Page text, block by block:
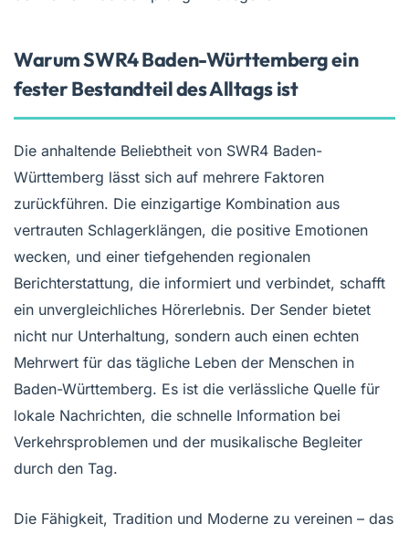
Warum SWR4 Baden-Württemberg ein
fester Bestandteil des Alltags ist
Die anhaltende Beliebtheit von SWR4 Baden-
Württemberg lässt sich auf mehrere Faktoren
zurückführen. Die einzigartige Kombination aus
vertrauten Schlagerklängen, die positive Emotionen
wecken, und einer tiefgehenden regionalen
Berichterstattung, die informiert und verbindet, schafft
ein unvergleichliches Hörerlebnis. Der Sender bietet
nicht nur Unterhaltung, sondern auch einen echten
Mehrwert für das tägliche Leben der Menschen in
Baden-Württemberg. Es ist die verlässliche Quelle für
lokale Nachrichten, die schnelle Information bei
Verkehrsproblemen und der musikalische Begleiter
durch den Tag.
Die Fähigkeit, Tradition und Moderne zu vereinen – das